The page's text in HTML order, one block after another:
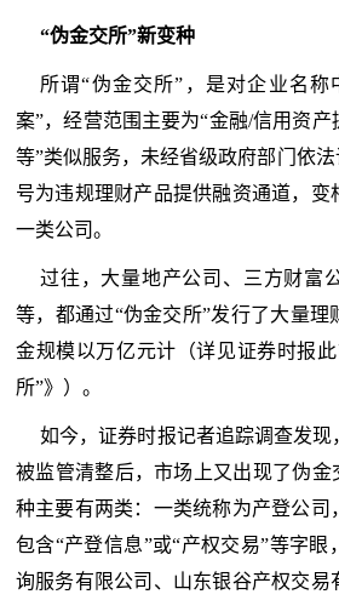
“伪金交所”新变种
所谓“伪金交所”，是对企业名称
案”，经营范围主要为“金融/信用资
等”类似服务，未经省级政府部门依
号为违规理财产品提供融资通道，变
一类公司。
过往，大量地产公司、三方财富
等，都通过“伪金交所”发行了大量理
金规模以万亿元计（详见证券时报
所”》）。
如今，证券时报记者追踪调查发
被监管清整后，市场上又出现了伪金
种主要有两类：一类统称为产登公司
包含“产登信息”或“产权交易”等字眼
询服务有限公司、山东银谷产权交易